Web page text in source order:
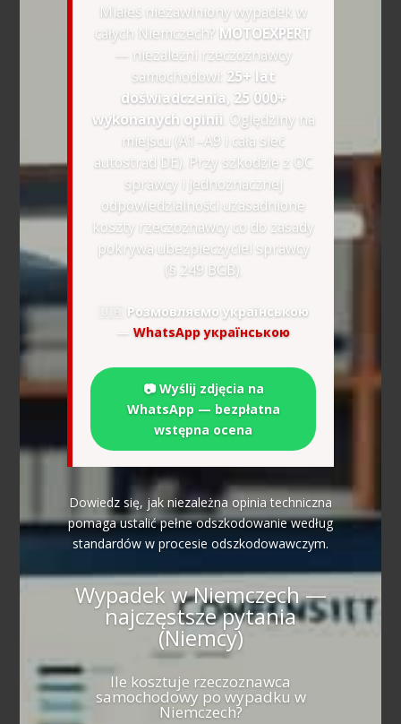
Miałeś niezawiniony wypadek w
całych Niemczech? MOTOEXPERT
— niezależni rzeczoznawcy
samochodowi: 25+ lat
doświadczenia, 25 000+
wykonanych opinii . Oględziny na
miejscu (A1–A9 i cała sieć
autostrad DE). Przy szkodzie z OC
sprawcy i jednoznacznej
odpowiedzialności uzasadnione
koszty rzeczoznawcy co do zasady
pokrywa ubezpieczyciel sprawcy
(§ 249 BGB).
🇺🇦 Розмовляємо українською
— WhatsApp українською
📷 Wyślij zdjęcia na
WhatsApp — bezpłatna
wstępna ocena
Dowiedz się, jak niezależna opinia techniczna
pomaga ustalić pełne odszkodowanie według
standardów w procesie odszkodowawczym.
Wypadek w Niemczech —
najczęstsze pytania
(Niemcy)
Ile kosztuje rzeczoznawca
samochodowy po wypadku w
Niemczech?